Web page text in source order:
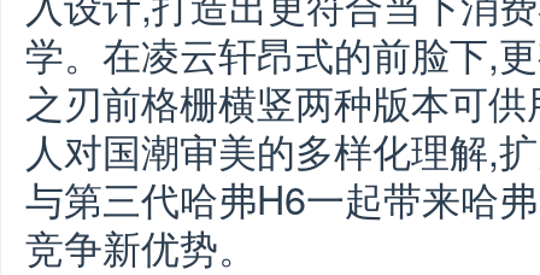
学。在凌云轩昂式的前脸下,
之刃前格栅横竖两种版本可
人对国潮审美的多样化理解,
与第三代哈弗H6一起带来哈
竞争新优势。